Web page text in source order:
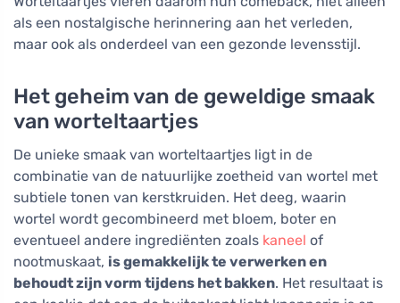
als een nostalgische herinnering aan het verleden,
maar ook als onderdeel van een gezonde levensstijl.
Het geheim van de geweldige smaak
van worteltaartjes
De unieke smaak van worteltaartjes ligt in de
combinatie van de natuurlijke zoetheid van wortel met
subtiele tonen van kerstkruiden. Het deeg, waarin
wortel wordt gecombineerd met bloem, boter en
eventueel andere ingrediënten zoals kaneel of
nootmuskaat, is gemakkelijk te verwerken en
behoudt zijn vorm tijdens het bakken. Het resultaat is